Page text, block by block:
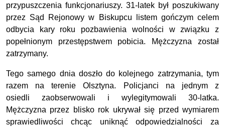
przypuszczenia funkcjonariuszy. 31-latek był poszukiwany
przez Sąd Rejonowy w Biskupcu listem gończym celem
odbycia kary roku pozbawienia wolności w związku z
popełnionym przestępstwem pobicia. Mężczyzna został
zatrzymany.
Tego samego dnia doszło do kolejnego zatrzymania, tym
razem na terenie Olsztyna. Policjanci na jednym z
osiedli zaobserwowali i wylegitymowali 30-latka.
Mężczyzna przez blisko rok ukrywał się przed wymiarem
sprawiedliwości chcąc uniknąć odpowiedzialności za